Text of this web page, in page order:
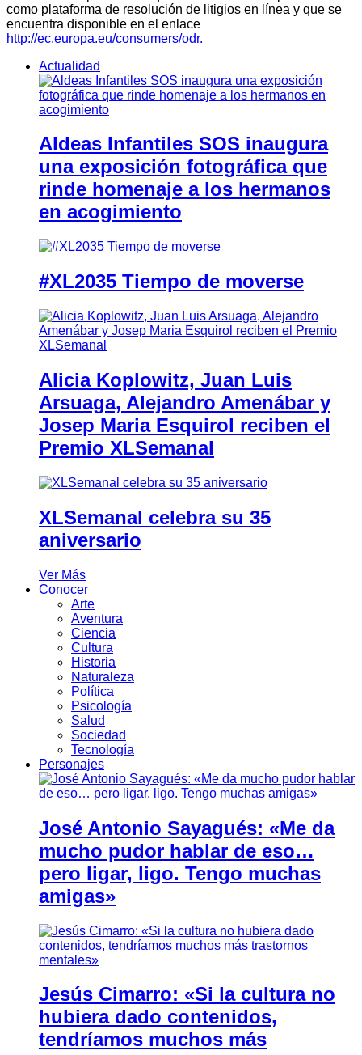
como plataforma de resolución de litigios en línea y que se
encuentra disponible en el enlace
http://ec.europa.eu/consumers/odr.
Actualidad
Aldeas Infantiles SOS inaugura
una exposición fotográfica que
rinde homenaje a los hermanos
en acogimiento
#XL2035 Tiempo de moverse
Alicia Koplowitz, Juan Luis
Arsuaga, Alejandro Amenábar y
Josep Maria Esquirol reciben el
Premio XLSemanal
XLSemanal celebra su 35
aniversario
Ver Más
Conocer
Arte
Aventura
Ciencia
Cultura
Historia
Naturaleza
Política
Psicología
Salud
Sociedad
Tecnología
Personajes
José Antonio Sayagués: «Me da
mucho pudor hablar de eso…
pero ligar, ligo. Tengo muchas
amigas»
Jesús Cimarro: «Si la cultura no
hubiera dado contenidos,
tendríamos muchos más